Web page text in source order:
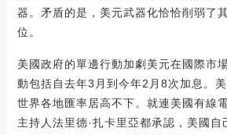
器。矛盾的是，美元武器化恰恰削弱了
位。
美國政府的單邊行動加劇美元在國際市
動包括自去年3月到今年2月8次加息。
世界各地匯率居高不下。就連美國有線
主持人法里德·扎卡里亞都承認，美國自